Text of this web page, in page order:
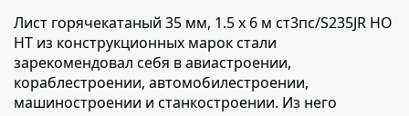
Лист горячекатаный 35 мм, 1.5 х 6 м ст3пс/S235JR НО
НТ из конструкционных марок стали
зарекомендовал себя в авиастроении,
кораблестроении, автомобилестроении,
машиностроении и станкостроении. Из него